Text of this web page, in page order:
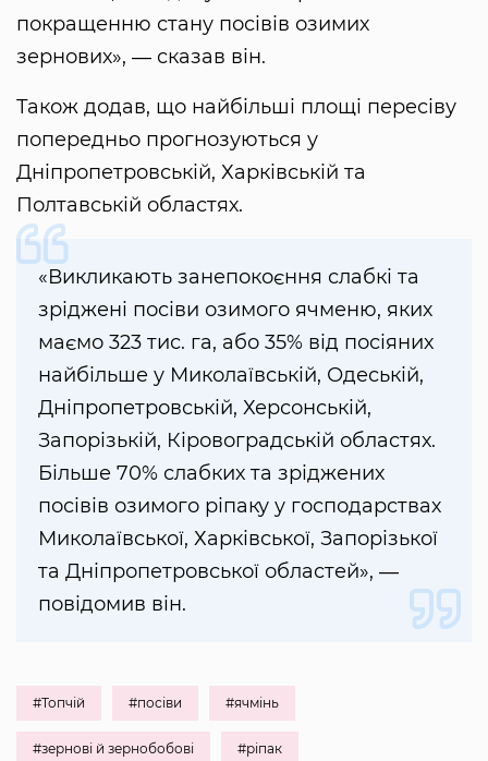
покращенню стану посівів озимих
зернових», ― сказав він.
Також додав, що найбільші площі пересіву
попередньо прогнозуються у
Дніпропетровській, Харківській та
Полтавській областях.
«Викликають занепокоєння слабкі та
зріджені посіви озимого ячменю, яких
маємо 323 тис. га, або 35% від посіяних
найбільше у Миколаївській, Одеській,
Дніпропетровській, Херсонській,
Запорізькій, Кіровоградській областях.
Більше 70% слабких та зріджених
посівів озимого ріпаку у господарствах
Миколаївської, Харківської, Запорізької
та Дніпропетровської областей», ―
повідомив він.
#Топчій #посіви #ячмінь
#зернові й зернобобові #ріпак